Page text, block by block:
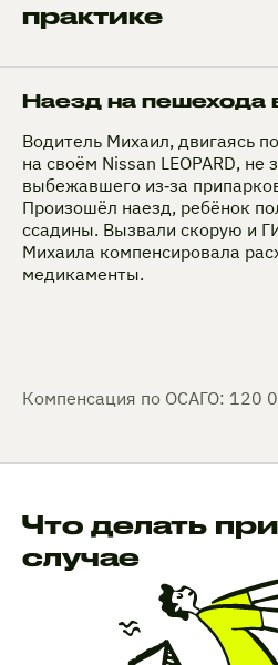
практике
Наезд на пешехода
Водитель Михаил, двигаясь
на своём Nissan LEOPARD, не
выбежавшего из‑за
Произошёл наезд, ребёнок
ссадины. Вызвали скорую и
Михаила компенсировала
медикаменты.
Компенсация по ОСАГО: 120
Что делать
случае